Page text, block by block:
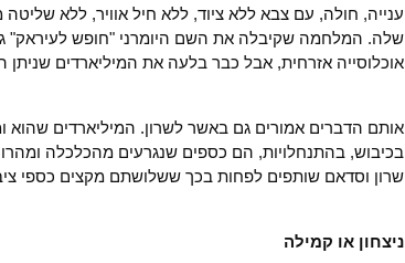
ענייה, חולה, עם צבא ללא ציוד, ללא חיל אוויר, ללא
שלה. המלחמה שקיבלה את השם היומרני "חופש לעיראק"
אוכלוסייה אזרחית, אבל כבר בלעה את המיליארדים שניתן
אותם הדברים אמורים גם באשר לשרון. המיליארדים
בכיבוש, בהתנחלויות, הם כספים שנגרעים מהכלכלה
שרון וסדאם שותפים לפחות בכך ששלושתם מקצים כספי
ניצחון או קמילה